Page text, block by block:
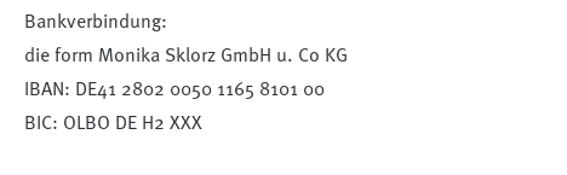
Bankverbindung:
die form Monika Sklorz GmbH u. Co KG
IBAN: DE41 2802 0050 1165 8101 00
BIC: OLBO DE H2 XXX